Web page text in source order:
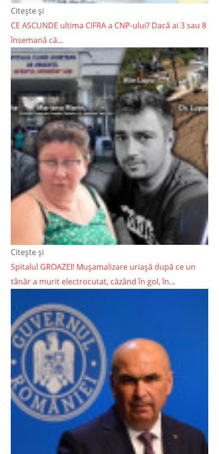
Citește și
CE ASCUNDE ultima CIFRA a CNP-ului? Dacă ai 3 sau 8
însemană că...
Citește și
Spitalul GROAZEI! Mușamalizare uriașă după ce un
tânăr a murit electrocutat, căzând în gol, în...